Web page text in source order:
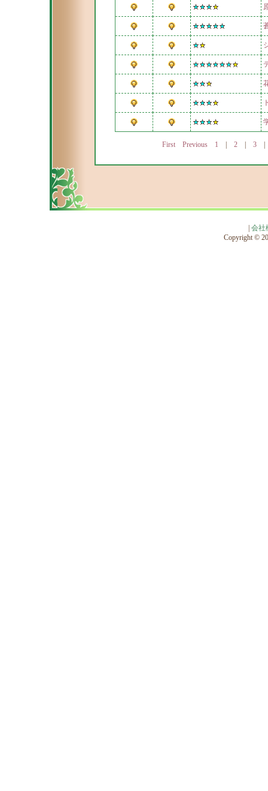
First Previous 1 2| 3
会社
Copyright ©